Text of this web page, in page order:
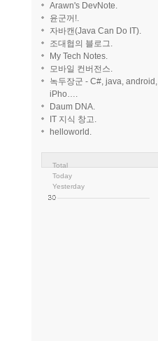
Arawn's DevNote.
윤군꺼!.
자바캔(Java Can Do IT).
조대협의 블로그.
My Tech Notes.
모바일 컨버전스.
녹두장군 - C#, java, android,
iPho….
Daum DNA.
IT 지식 창고.
helloworld.
Total
Today
Yesterday